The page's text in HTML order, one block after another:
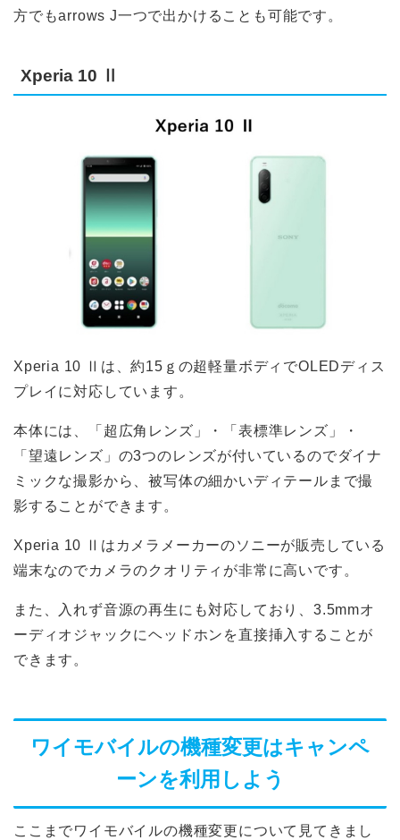
方でもarrows J一つで出かけることも可能です。
Xperia 10 Ⅱ
Xperia 10 Ⅱは、約15ｇの超軽量ボディでOLEDディス
プレイに対応しています。
本体には、「超広角レンズ」・「表標準レンズ」・
「望遠レンズ」の3つのレンズが付いているのでダイナ
ミックな撮影から、被写体の細かいディテールまで撮
影することができます。
Xperia 10 Ⅱはカメラメーカーのソニーが販売している
端末なのでカメラのクオリティが非常に高いです。
また、入れず音源の再生にも対応しており、3.5mmオ
ーディオジャックにヘッドホンを直接挿入することが
できます。
ワイモバイルの機種変更はキャンペ
ーンを利用しよう
ここまでワイモバイルの機種変更について見てきまし
格安SIM
UQモバイル
楽天モバイル
LIBMO